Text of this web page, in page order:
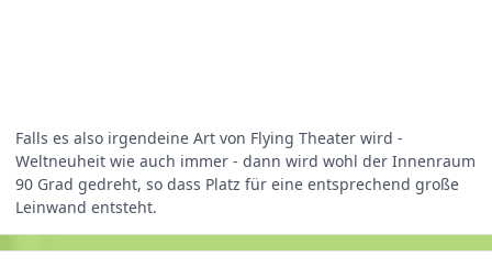
Falls es also irgendeine Art von Flying Theater wird -
Weltneuheit wie auch immer - dann wird wohl der Innenraum
90 Grad gedreht, so dass Platz für eine entsprechend große
Leinwand entsteht.